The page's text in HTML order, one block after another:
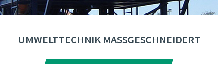
UMWELTTECHNIK MASSGESCHNEIDERT